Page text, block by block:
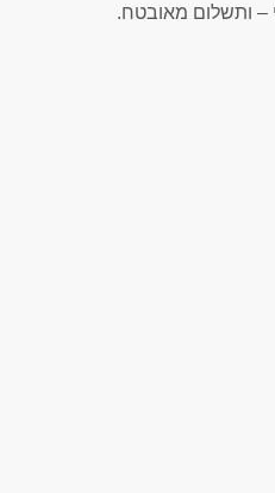
– ותשלום מאובטח.